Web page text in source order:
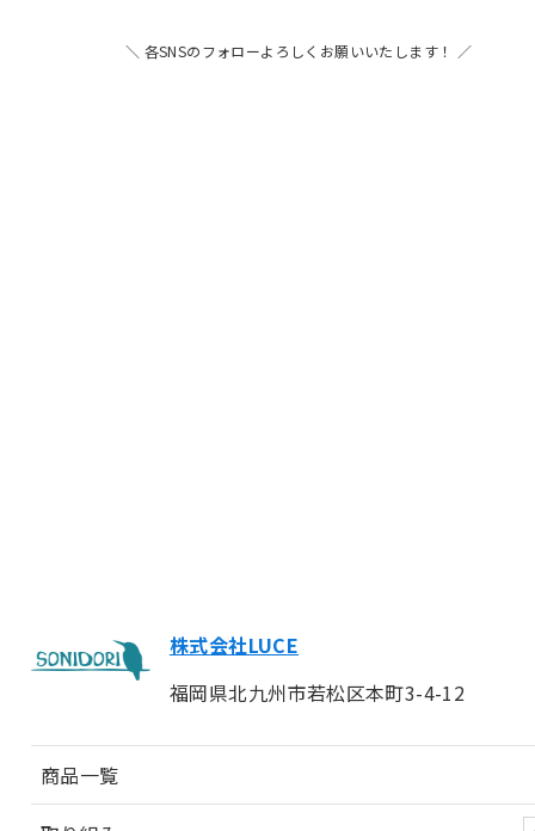
＼ 各SNSのフォローよろしくお願いいたします！ ／
株式会社LUCE
福岡県北九州市若松区本町3-4-12
商品一覧